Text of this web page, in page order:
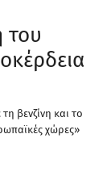
του
βενζίνη και το
χώρες»